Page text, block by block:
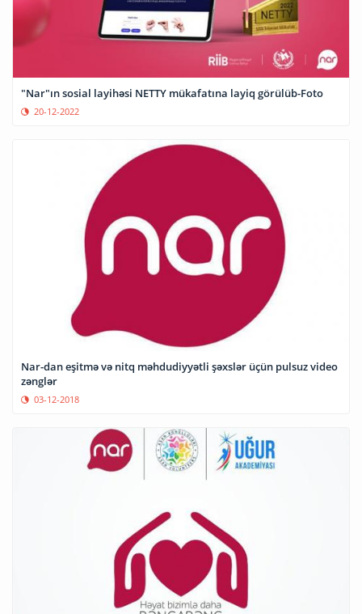
"Nar"ın sosial layihəsi NETTY mükafatına layiq görülüb-Foto
20-12-2022
Nar-dan eşitmə və nitq məhdudiyyətli şəxslər üçün pulsuz video
zənglər
03-12-2018